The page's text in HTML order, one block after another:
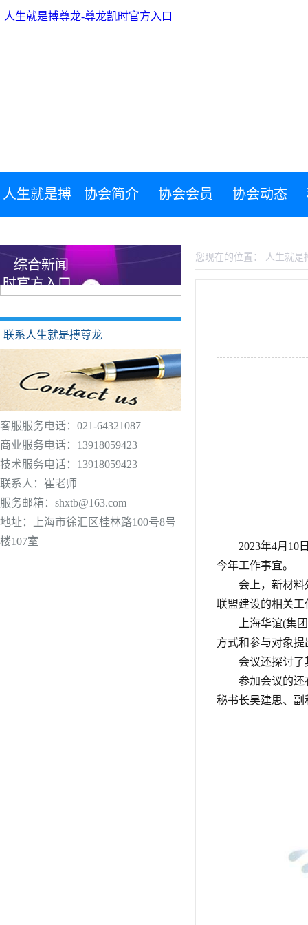
人生就是搏尊龙-尊龙凯时官方入口
人生就是搏
时官方入口
协会简介 协会会员 协会动态
综合新闻
联系人生就是搏尊龙
客服服务电话：021-64321087
商业服务电话：13918059423
技术服务电话：13918059423
联系人：崔老师
服务邮箱： shxtb@163.com
地址：上海市徐汇区桂林路100号8号
楼107室
您现在的位置： 人生就是
2023年4月10
今年工作事宜。
会上，新材
联盟建设的相关
上海华谊(集
方式和参与对象提
会议还探讨了
参加会议的还
秘书长吴建思、